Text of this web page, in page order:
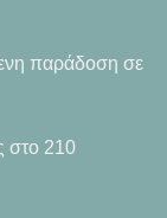
παράδοση σε
στο 210